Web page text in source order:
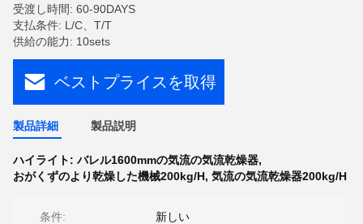
受渡し時間: 60-90DAYS
支払条件: L/C、T/T
供給の能力: 10sets
ベストプライスを取得
製品詳細 製品説明
ハイライト: バレル1600mmの気流の気流乾燥器,
おがくずのより乾燥した機械200kg/H, 気流の気流乾燥器200kg/H
条件: 新しい